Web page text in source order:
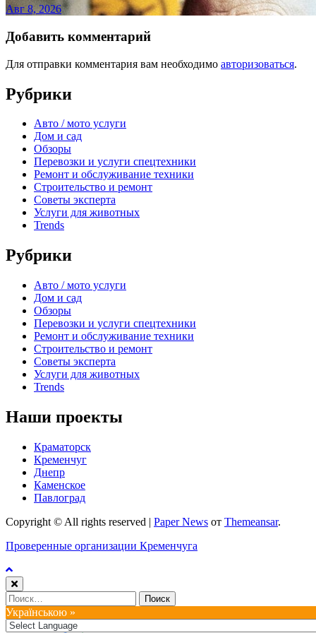
Авг 8, 2026
Добавить комментарий
Для отправки комментария вам необходимо авторизоваться.
Рубрики
Авто / мото услуги
Дом и сад
Обзоры
Перевозки и услуги спецтехники
Ремонт и обслуживание техники
Строительство и ремонт
Советы эксперта
Услуги для животных
Trends
Рубрики
Авто / мото услуги
Дом и сад
Обзоры
Перевозки и услуги спецтехники
Ремонт и обслуживание техники
Строительство и ремонт
Советы эксперта
Услуги для животных
Trends
Наши проекты
Краматорск
Кременчуг
Днепр
Каменское
Павлоград
Copyright © All rights reserved | Paper News от Themeansar.
Проверенные организации Кременчуга
Найти:
Українською »